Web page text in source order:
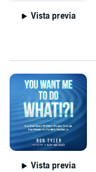
Vista previa
Vista previa